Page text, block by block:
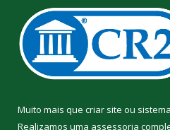
Muito mais que criar site ou
Realizamos uma assessoria